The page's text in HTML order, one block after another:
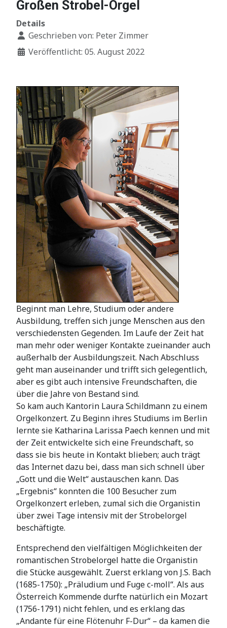
Großen Strobel-Orgel
Details
Geschrieben von: Peter Zimmer
Veröffentlicht: 05. August 2022
Beginnt man Lehre, Studium oder andere
Ausbildung, treffen sich junge Menschen aus den
verschiedensten Gegenden. Im Laufe der Zeit hat
man mehr oder weniger Kontakte zueinander auch
außerhalb der Ausbildungszeit. Nach Abschluss
geht man auseinander und trifft sich gelegentlich,
aber es gibt auch intensive Freundschaften, die
über die Jahre von Bestand sind.
So kam auch Kantorin Laura Schildmann zu einem
Orgelkonzert. Zu Beginn ihres Studiums im Berlin
lernte sie Katharina Larissa Paech kennen und mit
der Zeit entwickelte sich eine Freundschaft, so
dass sie bis heute in Kontakt blieben; auch trägt
das Internet dazu bei, dass man sich schnell über
„Gott und die Welt“ austauschen kann. Das
„Ergebnis“ konnten die 100 Besucher zum
Orgelkonzert erleben, zumal sich die Organistin
über zwei Tage intensiv mit der Strobelorgel
beschäftigte.
Entsprechend den vielfältigen Möglichkeiten der
romantischen Strobelorgel hatte die Organistin
die Stücke ausgewählt. Zuerst erklang von J.S. Bach
(1685-1750): „Präludium und Fuge c-moll“. Als aus
Österreich Kommende durfte natürlich ein Mozart
(1756-1791) nicht fehlen, und es erklang das
„Andante für eine Flötenuhr F-Dur“ – da kamen die